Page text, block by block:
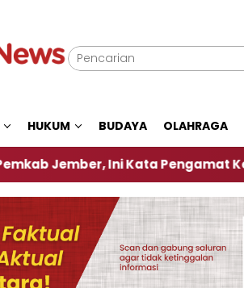
HUKUM BUDAYA OLAHRAGA
Ini Kata Pengamat Kebijakan